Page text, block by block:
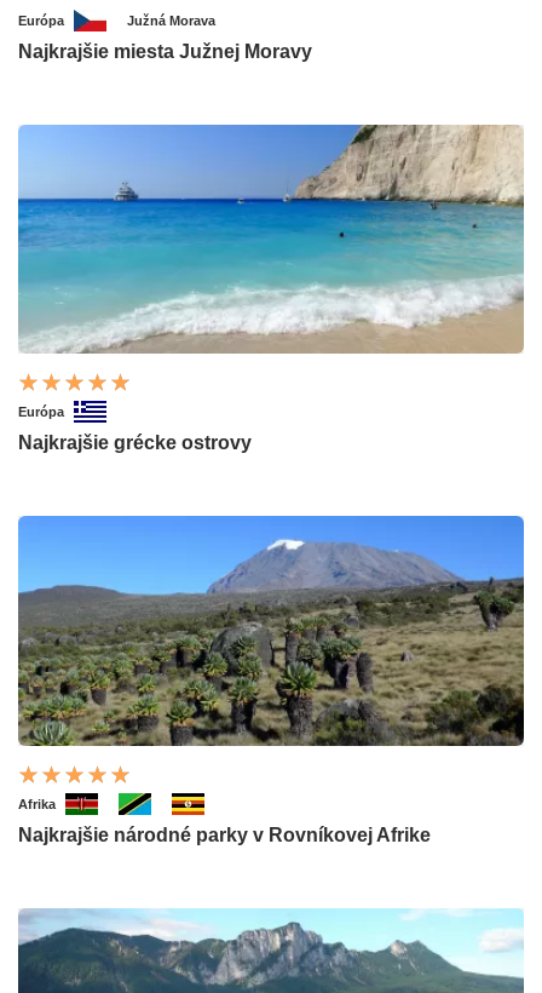
Európa Južná Morava
Najkrajšie miesta Južnej Moravy
Európa
Najkrajšie grécke ostrovy
Afrika
Najkrajšie národné parky v Rovníkovej Afrike